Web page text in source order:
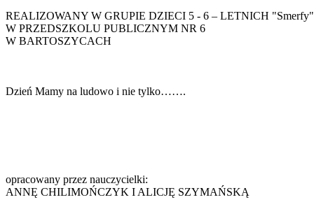
REALIZOWANY W GRUPIE DZIECI 5 - 6 – LETNICH "Smerfy"
W PRZEDSZKOLU PUBLICZNYM NR 6
W BARTOSZYCACH
Dzień Mamy na ludowo i nie tylko…….
opracowany przez nauczycielki:
ANNĘ CHILIMOŃCZYK I ALICJĘ SZYMAŃSKĄ